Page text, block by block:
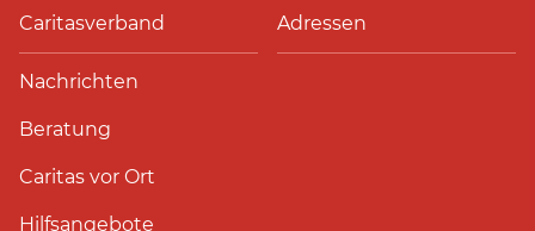
Caritasverband
Nachrichten
Beratung
Caritas vor Ort
Hilfsangebote
Adressen